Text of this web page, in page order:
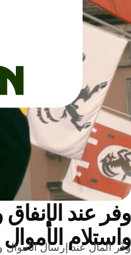
عند الإنفاق
الأموال